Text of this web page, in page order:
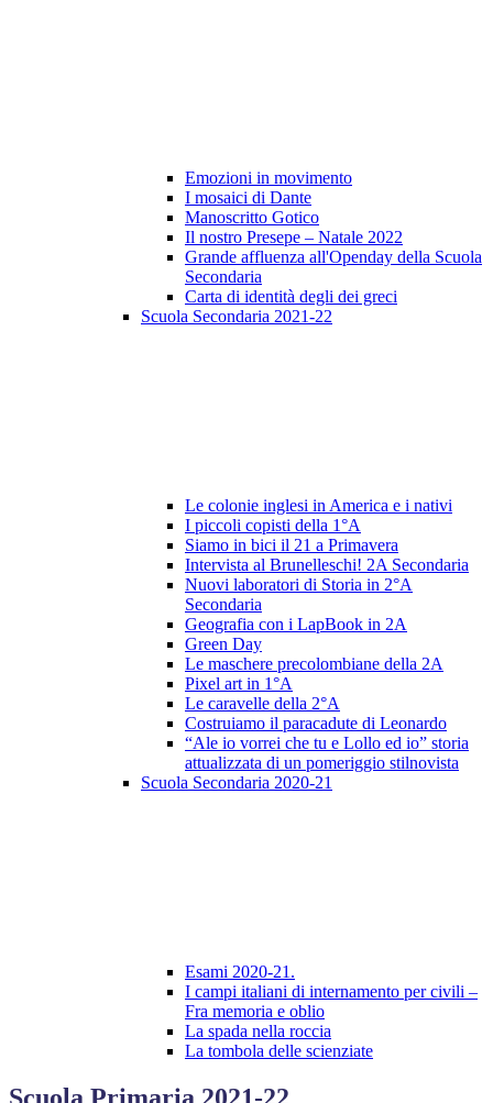
Emozioni in movimento
I mosaici di Dante
Manoscritto Gotico
Il nostro Presepe – Natale 2022
Grande affluenza all'Openday della Scuola
Secondaria
Carta di identità degli dei greci
Scuola Secondaria 2021-22
Le colonie inglesi in America e i nativi
I piccoli copisti della 1°A
Siamo in bici il 21 a Primavera
Intervista al Brunelleschi! 2A Secondaria
Nuovi laboratori di Storia in 2°A
Secondaria
Geografia con i LapBook in 2A
Green Day
Le maschere precolombiane della 2A
Pixel art in 1°A
Le caravelle della 2°A
Costruiamo il paracadute di Leonardo
“Ale io vorrei che tu e Lollo ed io” storia
attualizzata di un pomeriggio stilnovista
Scuola Secondaria 2020-21
Esami 2020-21.
I campi italiani di internamento per civili –
Fra memoria e oblio
La spada nella roccia
La tombola delle scienziate